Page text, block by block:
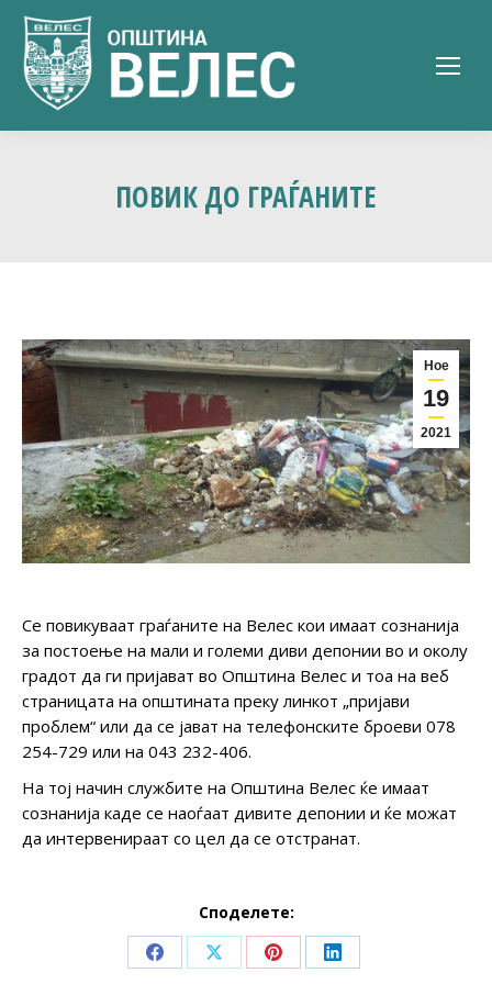
ПОВИК ДО ГРАЃАНИТЕ
Ное
19
2021
Се повикуваат граѓаните на Велес кои имаат сознанија
за постоење на мали и големи диви депонии во и околу
градот да ги пријават во Општина Велес и тоа на веб
страницата на општината преку линкот „пријави
проблем“ или да се јават на телефонските броеви 078
254-729 или на 043 232-406.
На тој начин службите на Општина Велес ќе имаат
сознанија каде се наоѓаат дивите депонии и ќе можат
да интервенираат со цел да се отстранат.
Споделете:
Share Share Share Share